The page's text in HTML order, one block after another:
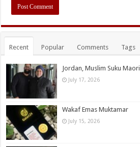
Recent Popular Comments Tags
Jordan, Muslim Suku Maori
July 17, 2026
Wakaf Emas Muktamar
July 15, 2026